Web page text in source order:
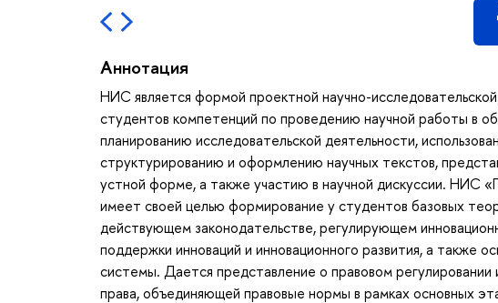
Аннотация
НИС является формой проектной научно-
студентов компетенций по проведению научной работы в
планированию исследовательской деятельности,
структурированию и оформлению научных текстов,
устной форме, а также участию в научной дискуссии. НИС
имеет своей целью формирование у студентов базовых
действующем законодательстве, регулирующем
поддержки инноваций и инновационного развития, а также
системы. Дается представление о правовом регулировании
права, объединяющей правовые нормы в рамках основных